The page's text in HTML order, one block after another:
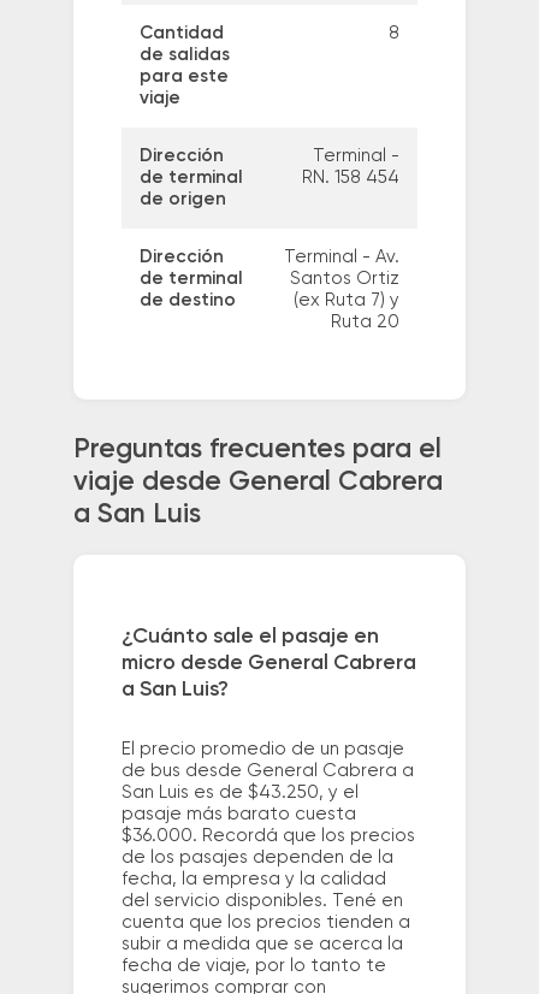
Cantidad
de salidas
para este
viaje
8
Dirección
de terminal
de origen
Terminal -
RN. 158 454
Dirección
de terminal
de destino
Terminal - Av.
Santos Ortiz
(ex Ruta 7) y
Ruta 20
Preguntas frecuentes para el
viaje desde General Cabrera
a San Luis
¿Cuánto sale el pasaje en
micro desde General Cabrera
a San Luis?
El precio promedio de un pasaje
de bus desde General Cabrera a
San Luis es de $43.250, y el
pasaje más barato cuesta
$36.000. Recordá que los precios
de los pasajes dependen de la
fecha, la empresa y la calidad
del servicio disponibles. Tené en
cuenta que los precios tienden a
subir a medida que se acerca la
fecha de viaje, por lo tanto te
sugerimos comprar con